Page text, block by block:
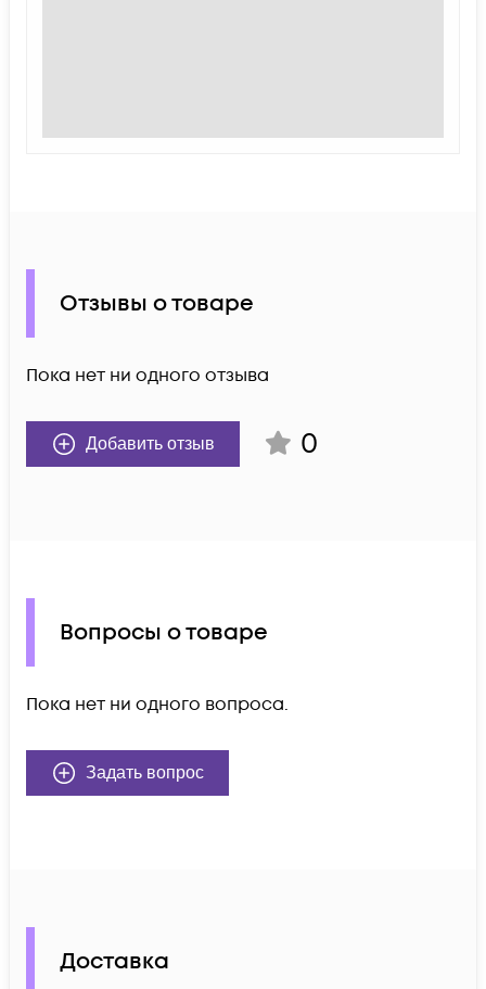
Отзывы о товаре
Пока нет ни одного отзыва
Добавить отзыв 0
Вопросы о товаре
Пока нет ни одного вопроса.
Задать вопрос
Доставка